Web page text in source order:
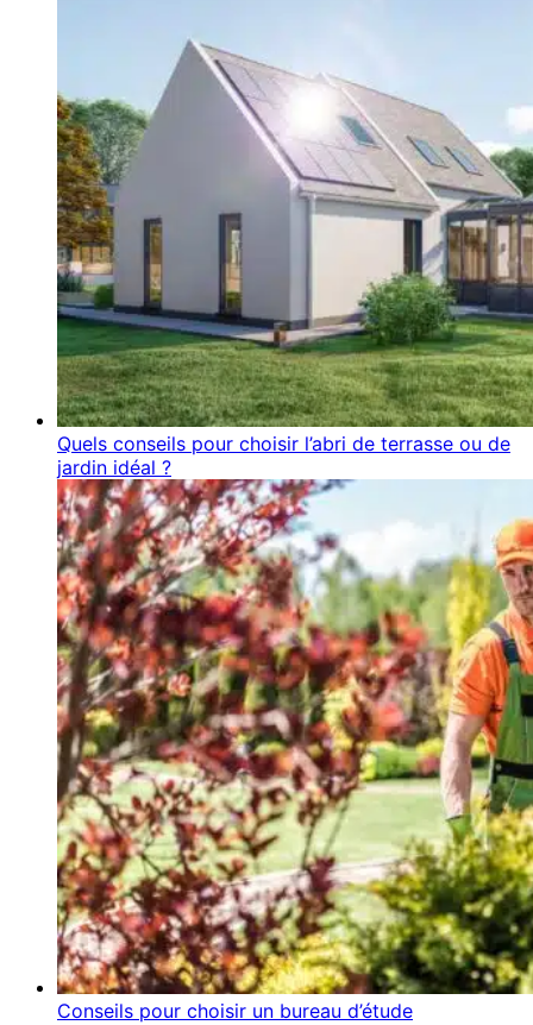
Quels conseils pour choisir l’abri de terrasse ou de
jardin idéal ?
Conseils pour choisir un bureau d’étude